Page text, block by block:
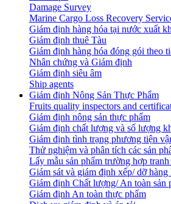
Damage Survey
Marine Cargo Loss Recovery
Giám định hàng hóa tại nước xuất
Giám định thuê Tàu
Giám định hàng hóa đóng gói theo
Nhân chứng và Giám định
Giám định siêu âm
Ship agents
Giám định Nông Sản Thực Phẩm
Fruits quality inspectors and
Giám định nông sản thực phẩm
Giám định chất lượng và số lượng
Giám định tình trạng phương tiện
Thử nghiệm và phân tích các sản
Lấy mẫu sản phẩm trường hợp tranh
Giám sát và giám định xếp/ dỡ hàng
Giám định Chất lượng/ An toàn sản
Giám định An toàn thực phẩm